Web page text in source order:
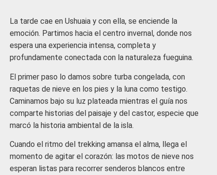
La tarde cae en Ushuaia y con ella, se enciende la
emoción. Partimos hacia el centro invernal, donde nos
espera una experiencia intensa, completa y
profundamente conectada con la naturaleza fueguina.
El primer paso lo damos sobre turba congelada, con
raquetas de nieve en los pies y la luna como testigo.
Caminamos bajo su luz plateada mientras el guía nos
comparte historias del paisaje y del castor, especie que
marcó la historia ambiental de la isla.
Cuando el ritmo del trekking amansa el alma, llega el
momento de agitar el corazón: las motos de nieve nos
esperan listas para recorrer senderos blancos entre